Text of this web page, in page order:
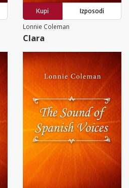
Kupi
Izposodi
Lonnie Coleman
Clara